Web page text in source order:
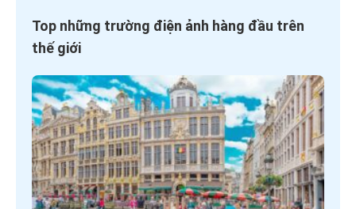
Top những trường điện ảnh hàng đầu trên
thế giới